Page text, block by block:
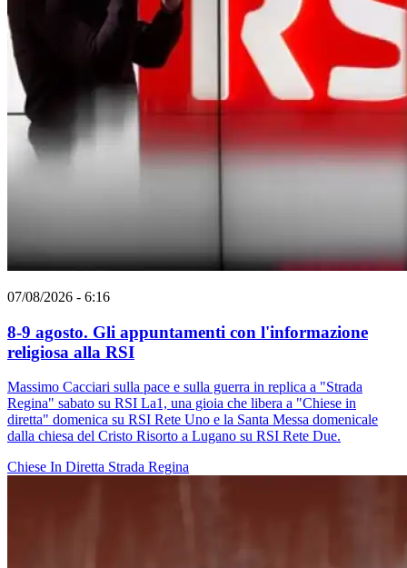
07/08/2026 - 6:16
8-9 agosto. Gli appuntamenti con l'informazione
religiosa alla RSI
Massimo Cacciari sulla pace e sulla guerra in replica a "Strada
Regina" sabato su RSI La1, una gioia che libera a "Chiese in
diretta" domenica su RSI Rete Uno e la Santa Messa domenicale
dalla chiesa del Cristo Risorto a Lugano su RSI Rete Due.
Chiese In Diretta Strada Regina